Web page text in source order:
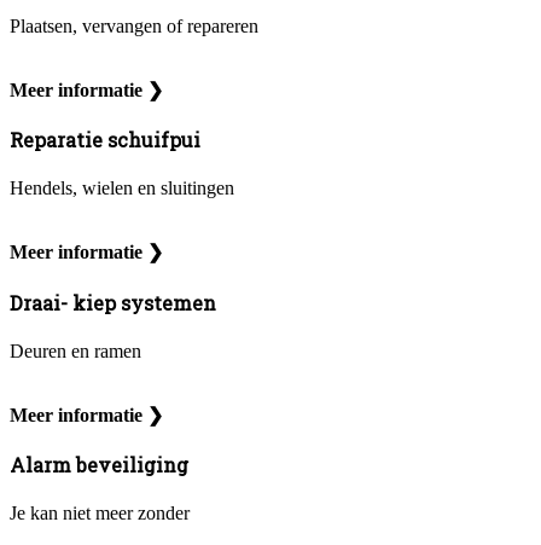
Plaatsen, vervangen of repareren
Meer informatie ❯
Reparatie schuifpui
Hendels, wielen en sluitingen
Meer informatie ❯
Draai- kiep systemen
Deuren en ramen
Meer informatie ❯
Alarm beveiliging
Je kan niet meer zonder